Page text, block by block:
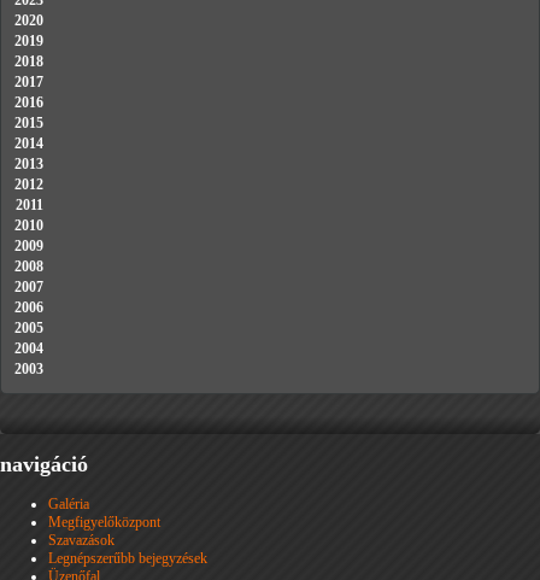
2020
2019
2018
2017
2016
2015
2014
2013
2012
2011
2010
2009
2008
2007
2006
2005
2004
2003
navigáció
Galéria
Megfigyelőközpont
Szavazások
Legnépszerűbb bejegyzések